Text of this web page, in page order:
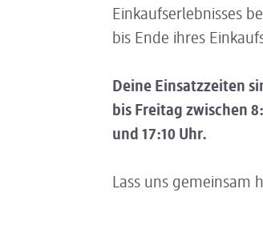
Einkaufserlebnisses
bis Ende ihres
Deine Einsatzzeiten
bis Freitag zwischen
und 17:10 Uhr.
Lass uns gemeinsam